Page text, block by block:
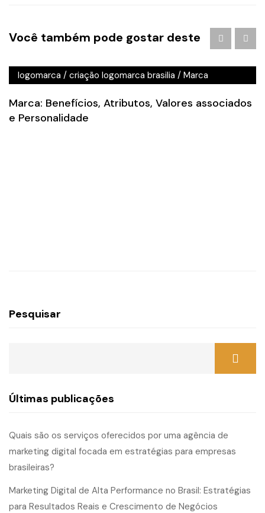
Você também pode gostar deste
agencia de
publicidade em brasilia/Branding/ criação de logo
logomarca / criação logomarca brasilia / Marca
Marca: Benefícios, Atributos, Valores associados
e Personalidade
Pesquisar
Últimas publicações
Quais são os serviços oferecidos por uma agência de
marketing digital focada em estratégias para empresas
brasileiras?
Marketing Digital de Alta Performance no Brasil: Estratégias
para Resultados Reais e Crescimento de Negócios